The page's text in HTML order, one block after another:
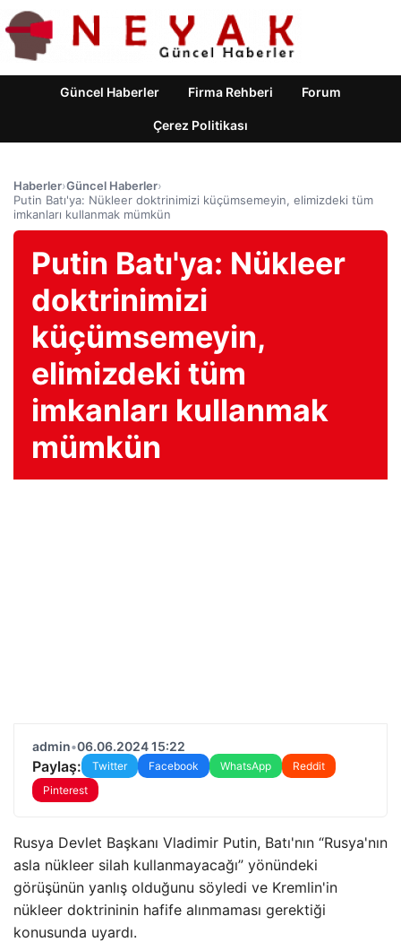
Güncel Haberler Firma Rehberi Forum
Çerez Politikası
Haberler›Güncel Haberler›
Putin Batı'ya: Nükleer doktrinimizi küçümsemeyin, elimizdeki tüm
imkanları kullanmak mümkün
Putin Batı'ya: Nükleer
doktrinimizi
küçümsemeyin,
elimizdeki tüm
imkanları kullanmak
mümkün
admin•06.06.2024 15:22
Paylaş: Twitter Facebook WhatsApp
Reddit
Pinterest
Rusya Devlet Başkanı Vladimir Putin, Batı'nın “Rusya'nın
asla nükleer silah kullanmayacağı” yönündeki
görüşünün yanlış olduğunu söyledi ve Kremlin'in
nükleer doktrininin hafife alınmaması gerektiği
konusunda uyardı.